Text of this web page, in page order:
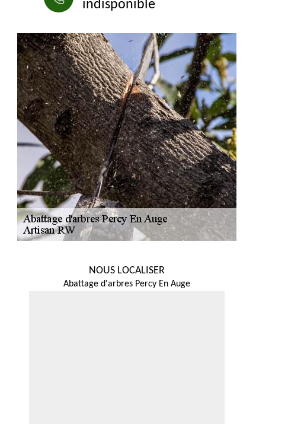
indisponible
NOUS LOCALISER
Abattage d'arbres Percy En Auge